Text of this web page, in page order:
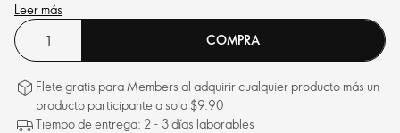
para un acabado mate.
Leer más
COMPRA
Flete gratis para Members al adquirir cualquier producto más un
producto participante a solo $9.90
Tiempo de entrega: 2 - 3 días laborables